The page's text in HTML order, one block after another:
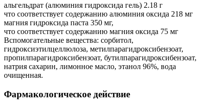
альгельдрат (алюминия гидроксида гель) 2.18 г
что соответствует содержанию алюминия оксида 218 мг
магния гидроксида паста 350 мг,
что соответствует содержанию магния оксида 75 мг
Вспомогательные вещества: сорбитол,
гидроксиэтилцеллюлоза, метилпарагидроксибензоат,
пропилпарагидроксибензоат, бутилпарагидроксибензоат,
натрия сахарин, лимонное масло, этанол 96%, вода
очищенная.
Фармакологическое действие